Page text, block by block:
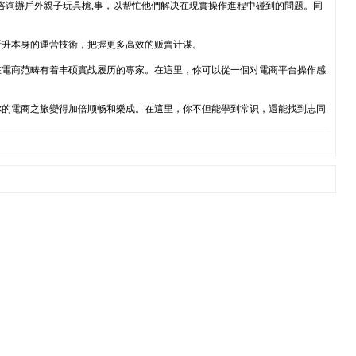
辦戶外親子玩具槍,事，以帮忙他們解决在現實操作進程中碰到的問题。同
本身的運营技術，把握更多高效的贩賣计谋。
商范畴有着丰硕實战履历的專家。在這里，你可以從一個对電商平台操作感
電商之旅變得加倍顺畅和樂成。在這里，你不但能學到常识，還能找到志同